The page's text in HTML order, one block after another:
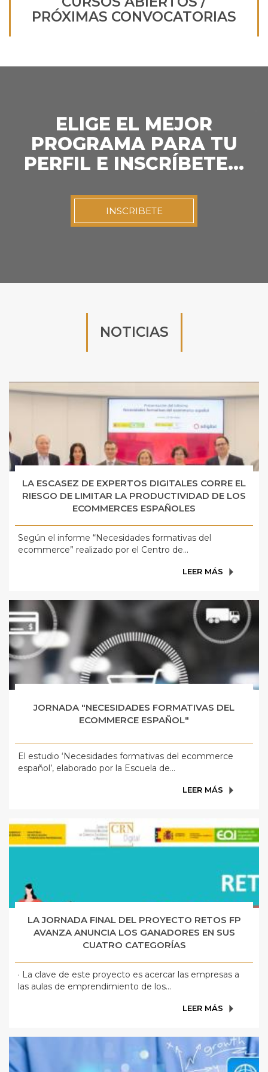
PRÓXIMAS CONVOCATORIAS
ELIGE EL MEJOR
PROGRAMA PARA TU
PERFIL E INSCRÍBETE…
INSCRIBETE
NOTICIAS
LA ESCASEZ DE EXPERTOS DIGITALES CORRE EL
RIESGO DE LIMITAR LA PRODUCTIVIDAD DE LOS
ECOMMERCES ESPAÑOLES
Según el informe “Necesidades formativas del
ecommerce” realizado por el Centro de...
LEER MÁS
JORNADA "NECESIDADES FORMATIVAS DEL
ECOMMERCE ESPAÑOL"
El estudio ‘Necesidades formativas del ecommerce
español’, elaborado por la Escuela de...
LEER MÁS
LA JORNADA FINAL DEL PROYECTO RETOS FP
AVANZA ANUNCIA LOS GANADORES EN SUS
CUATRO CATEGORÍAS
· La clave de este proyecto es acercar las empresas a
las aulas de emprendimiento de los...
LEER MÁS